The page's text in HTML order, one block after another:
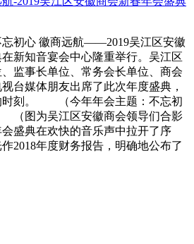
忘初心 徽商远航——2019吴江区安徽
新知音宴会中心隆重举行。吴江区
监事长单位、常务会长单位、商会
台媒体朋友出席了此次年度盛典，
时刻。 （今年年会主题：不忘初
图为吴江区安徽商会领导们合影
典在欢快的音乐声中拉开了序
2018年度财务报告，明确地公布了